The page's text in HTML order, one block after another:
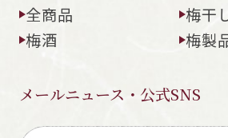
全商品
梅干
梅酒
梅製
メールニュース・公式SNS